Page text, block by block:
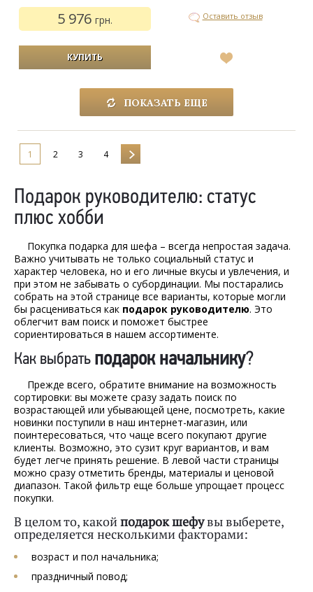
5 976грн. Оставить отзыв
желаний
ПОКАЗАТЬ ЕЩЕ
1 2 3 4
Подарок руководителю: статус
плюс хобби
Покупка подарка для шефа – всегда непростая задача.
Важно учитывать не только социальный статус и
характер человека, но и его личные вкусы и увлечения, и
при этом не забывать о субординации. Мы постарались
собрать на этой странице все варианты, которые могли
бы расцениваться как подарок руководителю. Это
облегчит вам поиск и поможет быстрее
сориентироваться в нашем ассортименте.
Как выбрать подарок начальнику?
Прежде всего, обратите внимание на возможность
сортировки: вы можете сразу задать поиск по
возрастающей или убывающей цене, посмотреть, какие
новинки поступили в наш интернет-магазин, или
поинтересоваться, что чаще всего покупают другие
клиенты. Возможно, это сузит круг вариантов, и вам
будет легче принять решение. В левой части страницы
можно сразу отметить бренды, материалы и ценовой
диапазон. Такой фильтр еще больше упрощает процесс
покупки.
В целом то, какойподарок шефувы выберете,
определяется несколькими факторами:
возраст и пол начальника;
праздничный повод;